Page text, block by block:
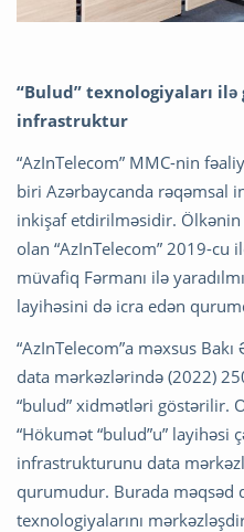
“Bulud” texnologiyaları ilə
infrastruktur
“AzInTelecom” MMC-nin
biri Azərbaycanda rəqəmsal
inkişaf etdirilməsidir.
olan “AzInTelecom” 2019-
müvafiq Fərmanı ilə
layihəsini də icra edən
“AzInTelecom”a məxsus
data mərkəzlərində (2022)
“bulud” xidmətləri göstərilir.
“Hökumət “bulud”u” layihəsi
infrastrukturunu data
qurumudur. Burada məqsəd
texnologiyalarını